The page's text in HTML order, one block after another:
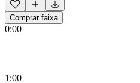
Comprar faixa
0:00
1:00